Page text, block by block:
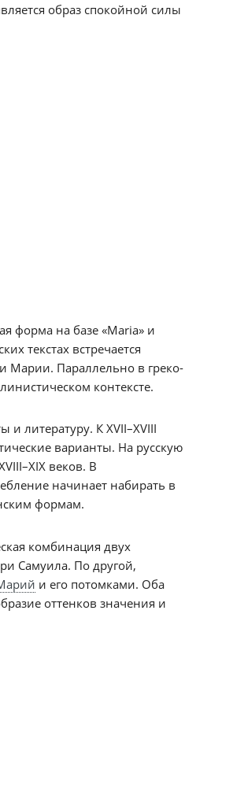
образ спокойной силы
форма на базе «Maria» и
текстах встречается
Марии. Параллельно в греко-
контексте.
литературу. К XVII–XVIII
варианты. На русскую
веков. В
начинает набирать в
формам.
комбинация двух
Самуила. По другой,
и его потомками. Оба
оттенков значения и